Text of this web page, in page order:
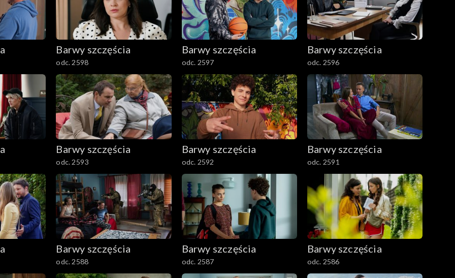
Barwy szczęścia
odc. 2598
Barwy szczęścia
odc. 2597
Barwy szczęścia
odc. 2596
Barwy szczęścia
odc. 2593
Barwy szczęścia
odc. 2592
Barwy szczęścia
odc. 2591
Barwy szczęścia
odc. 2588
Barwy szczęścia
odc. 2587
Barwy szczęścia
odc. 2586